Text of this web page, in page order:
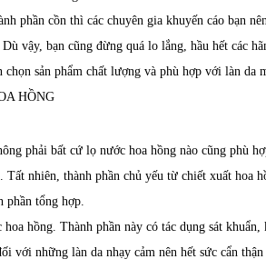
phần cồn thì các chuyên gia khuyến cáo bạn
vậy, bạn cũng đừng quá lo lắng, hầu hết các
sản phẩm chất lượng và phù hợp với làn da
phải bất cứ lọ nước hoa hồng nào cũng phù
nhiên, thành phần chủ yếu từ chiết xuất hoa
phần tổng hợp.
hồng. Thành phần này có tác dụng sát khuẩn,
với những làn da nhạy cảm nên hết sức cẩn